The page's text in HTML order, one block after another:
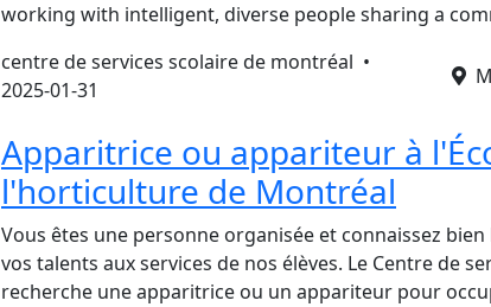
working with intelligent, diverse people sharing a
centre de services scolaire de montréal •
2025-01-31
Apparitrice ou appariteur à
l'horticulture de Montréal
Vous êtes une personne organisée et connaissez
vos talents aux services de nos élèves. Le Centre de
recherche une apparitrice ou un appariteur pour